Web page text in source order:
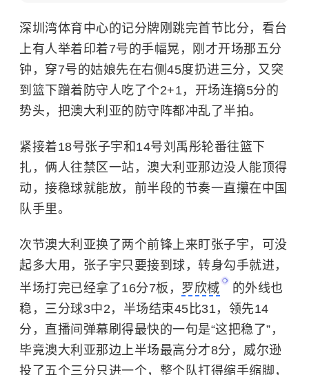
深圳湾体育中心的记分牌刚跳完首节比分，看台
上有人举着印着7号的手幅晃，刚才开场那五分
钟，穿7号的姑娘先在右侧45度扔进三分，又突
到篮下蹭着防守人吃了个2+1，开场连摘5分的
势头，把澳大利亚的防守阵都冲乱了半拍。
紧接着18号张子宇和14号刘禹彤轮番往篮下
扎，俩人往禁区一站，澳大利亚那边没人能顶得
动，接稳球就能放，前半段的节奏一直攥在中国
队手里。
次节澳大利亚换了两个前锋上来盯张子宇，可没
起多大用，张子宇只要接到球，转身勾手就进，
半场打完已经拿了16分7板， 罗欣棫
的外线也
稳，三分球3中2，半场结束45比31，领先14
分，直播间弹幕刷得最快的一句是“这把稳了”，
毕竟澳大利亚那边上半场最高分才8分，威尔逊
投了五个三分只进一个，整个队打得缩手缩脚，